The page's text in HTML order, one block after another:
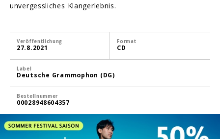
unvergessliches Klangerlebnis.
Veröffentlichung
27.8.2021
Format
CD
Label
Deutsche Grammophon (DG)
Bestellnummer
00028948604357